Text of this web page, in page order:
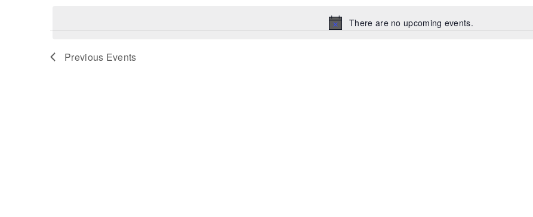
Notice
There are no upcoming events.
Navigation
Previous Events